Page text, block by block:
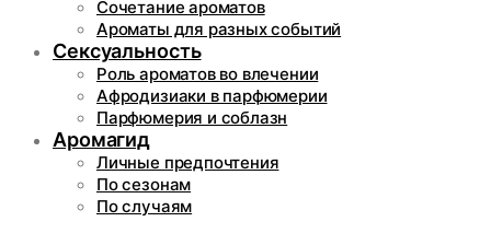
Сочетание ароматов
Ароматы для разных событий
Сексуальность
Роль ароматов во влечении
Афродизиаки в парфюмерии
Парфюмерия и соблазн
Аромагид
Личные предпочтения
По сезонам
По случаям